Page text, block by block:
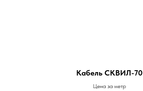
Кабель СКВИЛ-70
Цена за метр